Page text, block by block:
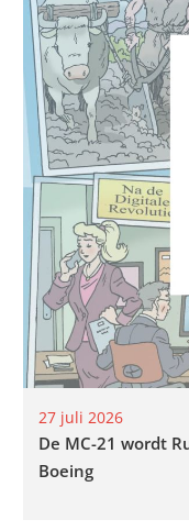
27 juli 2026
De MC-21 wordt
Boeing